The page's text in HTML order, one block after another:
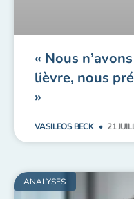
« Nous
lièvre, nous
»
VASILEOS BECK 21
ANALYSES